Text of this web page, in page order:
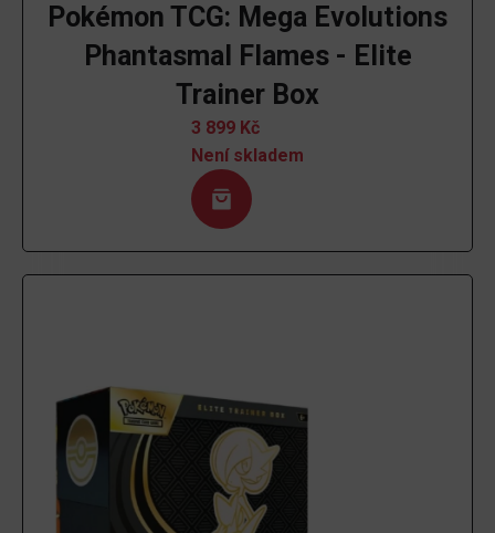
Pokémon TCG: Mega Evolutions
Phantasmal Flames - Elite
Trainer Box
3 899 Kč
Není skladem